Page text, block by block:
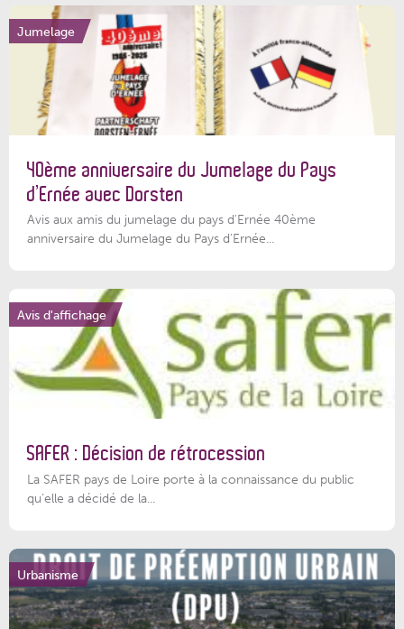
Jumelage
40ème anniversaire du Jumelage du Pays
d’Ernée avec Dorsten
Avis aux amis du jumelage du pays d'Ernée 40ème
anniversaire du Jumelage du Pays d'Ernée...
Avis d'affichage
SAFER : Décision de rétrocession
La SAFER pays de Loire porte à la connaissance du public
qu’elle a décidé de la...
Urbanisme